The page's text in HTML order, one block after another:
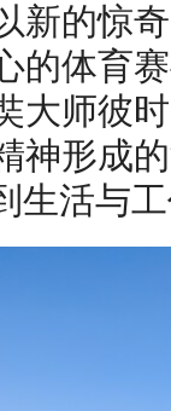
新的惊
的体育
大师彼
神形成
生活与